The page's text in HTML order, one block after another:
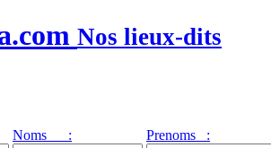
Nos lieux-dits
Noms : Prenoms :